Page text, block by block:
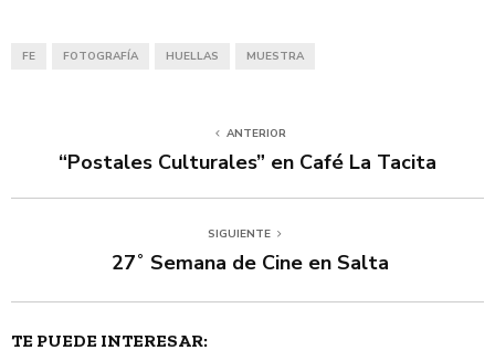
FE FOTOGRAFÍA HUELLAS MUESTRA
ANTERIOR
“Postales Culturales” en Café La Tacita
SIGUIENTE
27˚ Semana de Cine en Salta
TE PUEDE INTERESAR: